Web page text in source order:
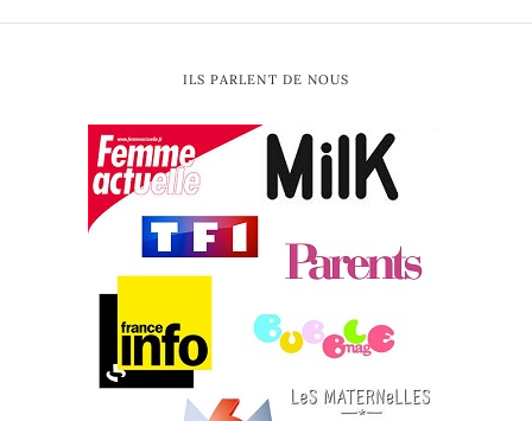
ILS PARLENT DE NOUS